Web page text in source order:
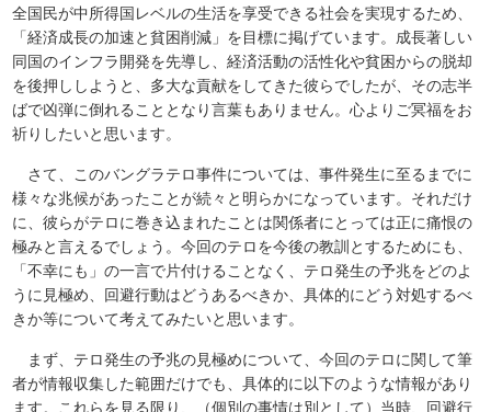
全国民が中所得国レベルの生活を享受できる社会を実現するため、
「経済成長の加速と貧困削減」を目標に掲げています。成長著しい
同国のインフラ開発を先導し、経済活動の活性化や貧困からの脱却
を後押ししようと、多大な貢献をしてきた彼らでしたが、その志半
ばで凶弾に倒れることとなり言葉もありません。心よりご冥福をお
祈りしたいと思います。
さて、このバングラテロ事件については、事件発生に至るまでに
様々な兆候があったことが続々と明らかになっています。それだけ
に、彼らがテロに巻き込まれたことは関係者にとっては正に痛恨の
極みと言えるでしょう。今回のテロを今後の教訓とするためにも、
「不幸にも」の一言で片付けることなく、テロ発生の予兆をどのよ
うに見極め、回避行動はどうあるべきか、具体的にどう対処するべ
きか等について考えてみたいと思います。
まず、テロ発生の予兆の見極めについて、今回のテロに関して筆
者が情報収集した範囲だけでも、具体的に以下のような情報があり
ます。これらを見る限り、（個別の事情は別として）当時、回避行